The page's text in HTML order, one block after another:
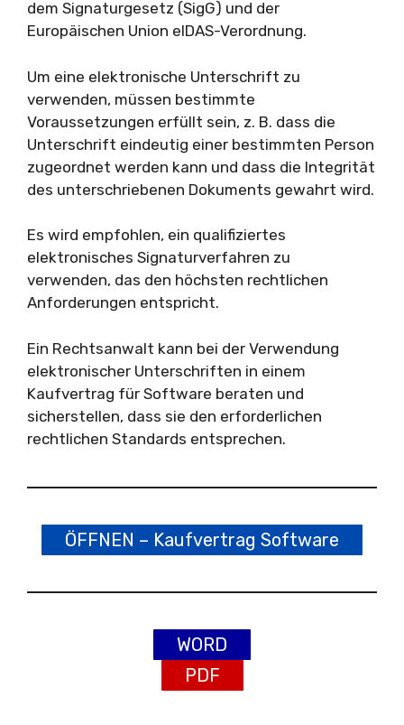
dem Signaturgesetz (SigG) und der
Europäischen Union eIDAS-Verordnung.
Um eine elektronische Unterschrift zu
verwenden, müssen bestimmte
Voraussetzungen erfüllt sein, z. B. dass die
Unterschrift eindeutig einer bestimmten Person
zugeordnet werden kann und dass die Integrität
des unterschriebenen Dokuments gewahrt wird.
Es wird empfohlen, ein qualifiziertes
elektronisches Signaturverfahren zu
verwenden, das den höchsten rechtlichen
Anforderungen entspricht.
Ein Rechtsanwalt kann bei der Verwendung
elektronischer Unterschriften in einem
Kaufvertrag für Software beraten und
sicherstellen, dass sie den erforderlichen
rechtlichen Standards entsprechen.
ÖFFNEN – Kaufvertrag Software
WORD
PDF